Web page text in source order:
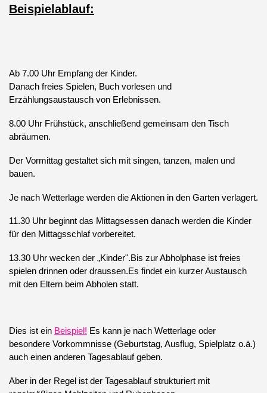
Beispielablauf:
Ab 7.00 Uhr Empfang der Kinder.
Danach freies Spielen, Buch vorlesen und
Erzählungsaustausch von Erlebnissen.
8.00 Uhr Frühstück, anschließend gemeinsam den Tisch
abräumen.
Der Vormittag gestaltet sich mit singen, tanzen, malen und
bauen.
Je nach Wetterlage werden die Aktionen in den Garten verlagert.
11.30 Uhr beginnt das Mittagsessen danach werden die Kinder
für den Mittagsschlaf vorbereitet.
13.30 Uhr wecken der „Kinder".Bis zur Abholphase ist freies
spielen drinnen oder draussen.Es findet ein kurzer Austausch
mit den Eltern beim Abholen statt.
Dies ist ein Beispiel! Es kann je nach Wetterlage oder
besondere Vorkommnisse (Geburtstag, Ausflug, Spielplatz o.ä.)
auch einen anderen Tagesablauf geben.
Aber in der Regel ist der Tagesablauf strukturiert mit